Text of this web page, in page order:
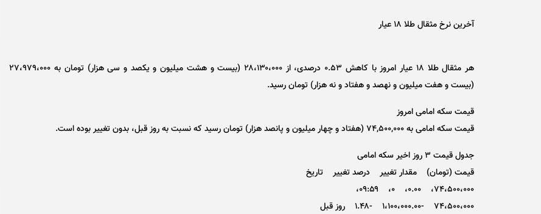
آخرین نرخ مثقال طلا ۱۸ عیار
هر مثقال طلا ۱۸ عیار امروز با کاهش ۰.۵۳ درصدی، از ۲۸،۱۳۰،۰۰۰ (بیست و هشت میلیون و یکصد و سی هزار) تومان به ۲۷،۹۷۹،۰۰۰
(بیست و هفت میلیون و نهصد و هفتاد و نه هزار) تومان رسید.
قیمت سکه امامی امروز
قیمت سکه امامی به ۷۴,۵۰۰,۰۰۰ (هفتاد و چهار میلیون و پانصد هزار) تومان رسید که نسبت به روز قبل، بدون تغییر بوده است.
جدول قیمت ۳ روز اخیر سکه امامی
قیمت (تومان) مقدار تغییر درصد تغییر تاریخ
۷۴،۵۰۰،۰۰۰، ۰.۰۰، ۰، ۰۹:۵۹،
۷۴،۵۰۰،۰۰۰ -۱،۱۰۰،۰۰۰.۰۰ -۱.۴۸ روز قبل